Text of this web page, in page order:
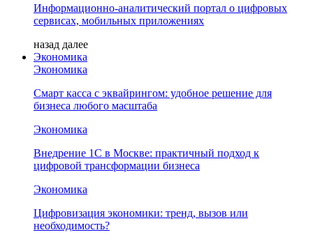
Информационно-аналитический портал о цифровых
сервисах, мобильных приложениях
назад далее
Экономика
Экономика
Смарт касса с эквайрингом: удобное решение для
бизнеса любого масштаба
Экономика
Внедрение 1С в Москве: практичный подход к
цифровой трансформации бизнеса
Экономика
Цифровизация экономики: тренд, вызов или
необходимость?